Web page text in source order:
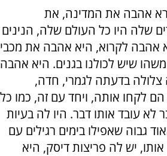
אהבה את המדינה, את
שלה היו כל העולם שלה, הנינים
אהבה לקרוא, היא אהבה את מכבי
שיש לכולנו בגנים. היא אהבה
צלולה בדעתה לגמרי, חדה,
לקחו אותה, ויחד עם זה, כמו כל
הגוף כבר לא עובד אותו דבר. היו לה בעיות
גבוה שאפילו בימים רגילים עם
יש לה פריצות דיסק, היא